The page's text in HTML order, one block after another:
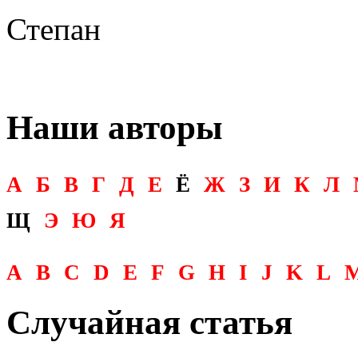
Степан
Наши авторы
А Б В Г Д Е Ё Ж З И К Л
Щ Э Ю Я
A B C D E F G H I J K L
Случайная статья